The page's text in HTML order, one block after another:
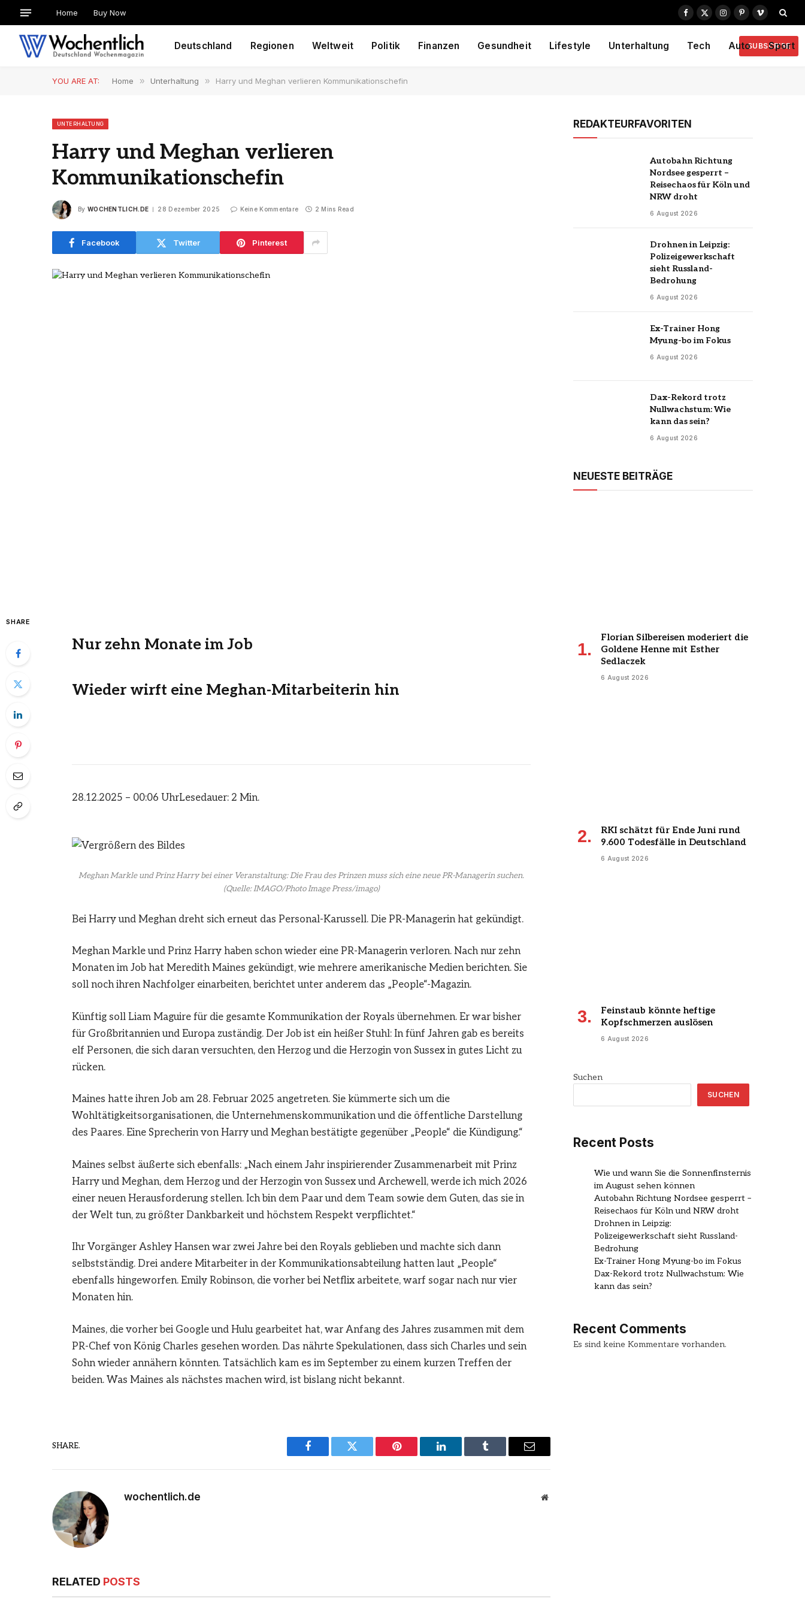
Home Buy Now
Facebook
X
Instagram
PinterestVimeo
Deutschland Regionen Weltweit Politik Finanzen Gesundheit Lifestyle Unterhaltung Tech Auto Sport
SUBSCRIBE
YOU ARE AT: Home » Unterhaltung » Harry und Meghan verlieren Kommunikationschefin
UNTERHALTUNG
Harry und Meghan verlieren
Kommunikationschefin
By WOCHENTLICH.DE 28 Dezember 2025 Keine Kommentare 2 Mins Read
Facebook Twitter Pinterest
SHARE
Nur zehn Monate im Job
Wieder wirft eine Meghan-Mitarbeiterin hin
28.12.2025 – 00:06 UhrLesedauer: 2 Min.
Meghan Markle und Prinz Harry bei einer Veranstaltung: Die Frau des Prinzen muss sich eine neue PR-Managerin suchen.
(Quelle: IMAGO/Photo Image Press/imago)
Bei Harry und Meghan dreht sich erneut das Personal-Karussell. Die PR-Managerin hat gekündigt.
Meghan Markle und Prinz Harry haben schon wieder eine PR-Managerin verloren. Nach nur zehn
Monaten im Job hat Meredith Maines gekündigt, wie mehrere amerikanische Medien berichten. Sie
soll noch ihren Nachfolger einarbeiten, berichtet unter anderem das „People“-Magazin.
Künftig soll Liam Maguire für die gesamte Kommunikation der Royals übernehmen. Er war bisher
für Großbritannien und Europa zuständig. Der Job ist ein heißer Stuhl: In fünf Jahren gab es bereits
elf Personen, die sich daran versuchten, den Herzog und die Herzogin von Sussex in gutes Licht zu
rücken.
Maines hatte ihren Job am 28. Februar 2025 angetreten. Sie kümmerte sich um die
Wohltätigkeitsorganisationen, die Unternehmenskommunikation und die öffentliche Darstellung
des Paares. Eine Sprecherin von Harry und Meghan bestätigte gegenüber „People“ die Kündigung.“
Maines selbst äußerte sich ebenfalls: „Nach einem Jahr inspirierender Zusammenarbeit mit Prinz
Harry und Meghan, dem Herzog und der Herzogin von Sussex und Archewell, werde ich mich 2026
einer neuen Herausforderung stellen. Ich bin dem Paar und dem Team sowie dem Guten, das sie in
der Welt tun, zu größter Dankbarkeit und höchstem Respekt verpflichtet.“
Ihr Vorgänger Ashley Hansen war zwei Jahre bei den Royals geblieben und machte sich dann
selbstständig. Drei andere Mitarbeiter in der Kommunikationsabteilung hatten laut „People“
ebenfalls hingeworfen. Emily Robinson, die vorher bei Netflix arbeitete, warf sogar nach nur vier
Monaten hin.
Maines, die vorher bei Google und Hulu gearbeitet hat, war Anfang des Jahres zusammen mit dem
PR-Chef von König Charles gesehen worden. Das nährte Spekulationen, dass sich Charles und sein
Sohn wieder annähern könnten. Tatsächlich kam es im September zu einem kurzen Treffen der
beiden. Was Maines als nächstes machen wird, ist bislang nicht bekannt.
SHARE.
Facebook Twitter Pinterest LinkedIn Tumblr Email
wochentlich.de Website
RELATED POSTS
REDAKTEURFAVORITEN
Autobahn Richtung
Nordsee gesperrt –
Reisechaos für Köln und
NRW droht
6 August 2026
Drohnen in Leipzig:
Polizeigewerkschaft
sieht Russland-
Bedrohung
6 August 2026
Ex-Trainer Hong
Myung-bo im Fokus
6 August 2026
Dax-Rekord trotz
Nullwachstum: Wie
kann das sein?
6 August 2026
NEUESTE BEITRÄGE
Florian Silbereisen moderiert die
Goldene Henne mit Esther
Sedlaczek
6 August 2026
RKI schätzt für Ende Juni rund
9.600 Todesfälle in Deutschland
6 August 2026
Feinstaub könnte heftige
Kopfschmerzen auslösen
6 August 2026
Suchen
SUCHEN
Recent Posts
Wie und wann Sie die Sonnenfinsternis
im August sehen können
Autobahn Richtung Nordsee gesperrt –
Reisechaos für Köln und NRW droht
Drohnen in Leipzig:
Polizeigewerkschaft sieht Russland-
Bedrohung
Ex-Trainer Hong Myung-bo im Fokus
Dax-Rekord trotz Nullwachstum: Wie
kann das sein?
Recent Comments
Es sind keine Kommentare vorhanden.